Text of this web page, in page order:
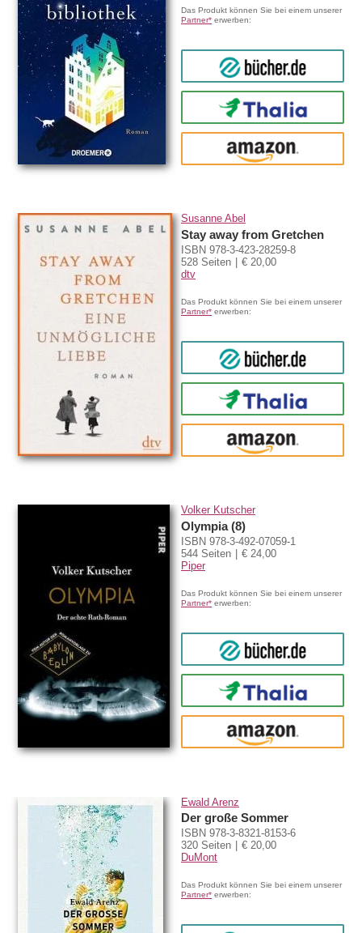
Das Produkt können Sie bei einem unserer
Partner* erwerben:
bücher.de
Thalia
amazon
Susanne Abel
Stay away from Gretchen
ISBN 978-3-423-28259-8
528 Seiten
€ 20,00
dtv
Das Produkt können Sie bei einem unserer
Partner* erwerben:
bücher.de
Thalia
amazon
Volker Kutscher
Olympia (8)
ISBN 978-3-492-07059-1
544 Seiten
€ 24,00
Piper
Das Produkt können Sie bei einem unserer
Partner* erwerben:
bücher.de
Thalia
amazon
Ewald Arenz
Der große Sommer
ISBN 978-3-8321-8153-6
320 Seiten
€ 20,00
DuMont
Das Produkt können Sie bei einem unserer
Partner* erwerben: